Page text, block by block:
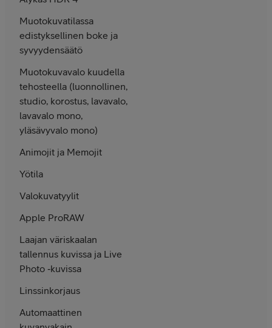
Muotokuvatilassa
edistyksellinen boke ja
syvyydensäätö
Muotokuvavalo kuudella
tehosteella (luonnollinen,
studio, korostus, lavavalo,
lavavalo mono,
yläsävyvalo mono)
Animojit ja Memojit
Yötila
Valokuvatyylit
Apple ProRAW
Laajan väriskaalan
tallennus kuvissa ja Live
Photo ‑kuvissa
Linssinkorjaus
Automaattinen